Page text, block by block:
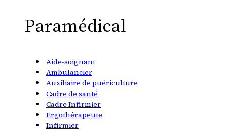
Paramédical
Aide-soignant
Ambulancier
Auxiliaire de puériculture
Cadre de santé
Cadre Infirmier
Ergothérapeute
Infirmier